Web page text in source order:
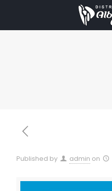
Published by admin on